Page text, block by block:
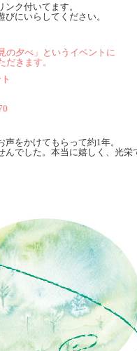
ク付いてます。
にいらしてください。
の夕べ」というイベントに
きます。
をかけてもらって約1年。
でした。本当に嬉しく、光栄